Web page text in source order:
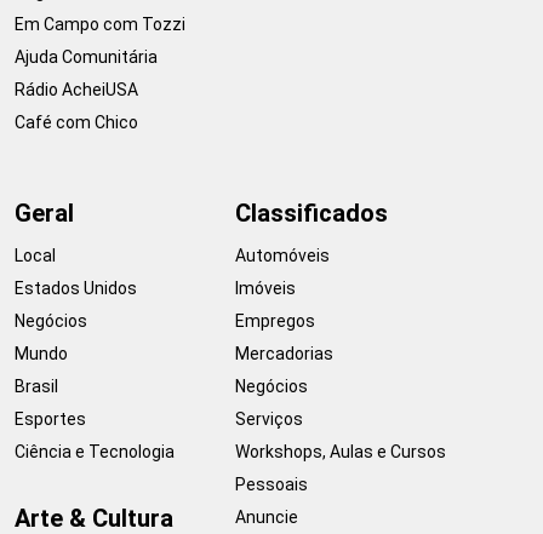
Em Campo com Tozzi
Ajuda Comunitária
Rádio AcheiUSA
Café com Chico
Geral
Local
Estados Unidos
Negócios
Mundo
Brasil
Esportes
Ciência e Tecnologia
Arte & Cultura
Classificados
Automóveis
Imóveis
Empregos
Mercadorias
Negócios
Serviços
Workshops, Aulas e Cursos
Pessoais
Anuncie